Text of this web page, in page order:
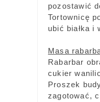
pozostawić
Tortownicę
ubić białka i
Masa
Rabarbar
cukier
Proszek
zagotować,